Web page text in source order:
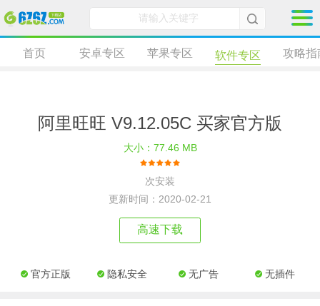
首页 安卓专区 苹果专区 软件专区 攻略指
阿里旺旺 V9.12.05C 买家官方版
大小：77.46 MB
次安装
更新时间：2020-02-21
高速下载
官方正版 隐私安全 无广告 无插件